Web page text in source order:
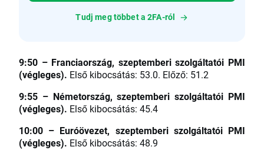
Tudj meg többet a 2FA-ról
9:50 – Franciaország, szeptemberi szolgáltatói PMI
(végleges). Első kibocsátás: 53.0. Előző: 51.2
9:55 – Németország, szeptemberi szolgáltatói PMI
(végleges). Első kibocsátás: 45.4
10:00 – Euróövezet, szeptemberi szolgáltatói PMI
(végleges). Első kibocsátás: 48.9